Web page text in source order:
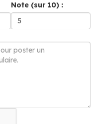
Note (sur 10) :